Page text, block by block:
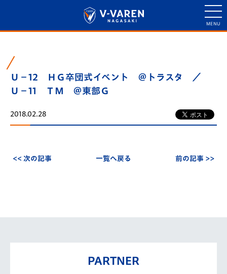
Ｕ－12 ＨＧ卒団式イベント ＠トラスタ ／
Ｕ－11 ＴＭ ＠東部Ｇ
2018.02.28
<< 次の記事 一覧へ戻る 前の記事 >>
PARTNER